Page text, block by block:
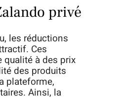
privé
les réductions
Ces
qualité à des prix
des produits
plateforme,
Ainsi, la